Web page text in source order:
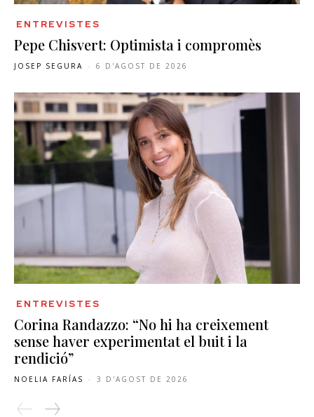
ENTREVISTES
Pepe Chisvert: Optimista i compromès
JOSEP SEGURA - 6 D'AGOST DE 2026
ENTREVISTES
Corina Randazzo: “No hi ha creixement
sense haver experimentat el buit i la
rendició”
NOELIA FARÍAS - 3 D'AGOST DE 2026